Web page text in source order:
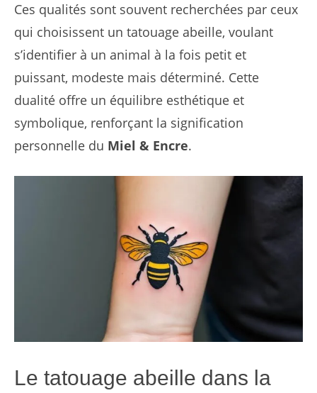
Ces qualités sont souvent recherchées par ceux
qui choisissent un tatouage abeille, voulant
s’identifier à un animal à la fois petit et
puissant, modeste mais déterminé. Cette
dualité offre un équilibre esthétique et
symbolique, renforçant la signification
personnelle du Miel & Encre.
Le tatouage abeille dans la